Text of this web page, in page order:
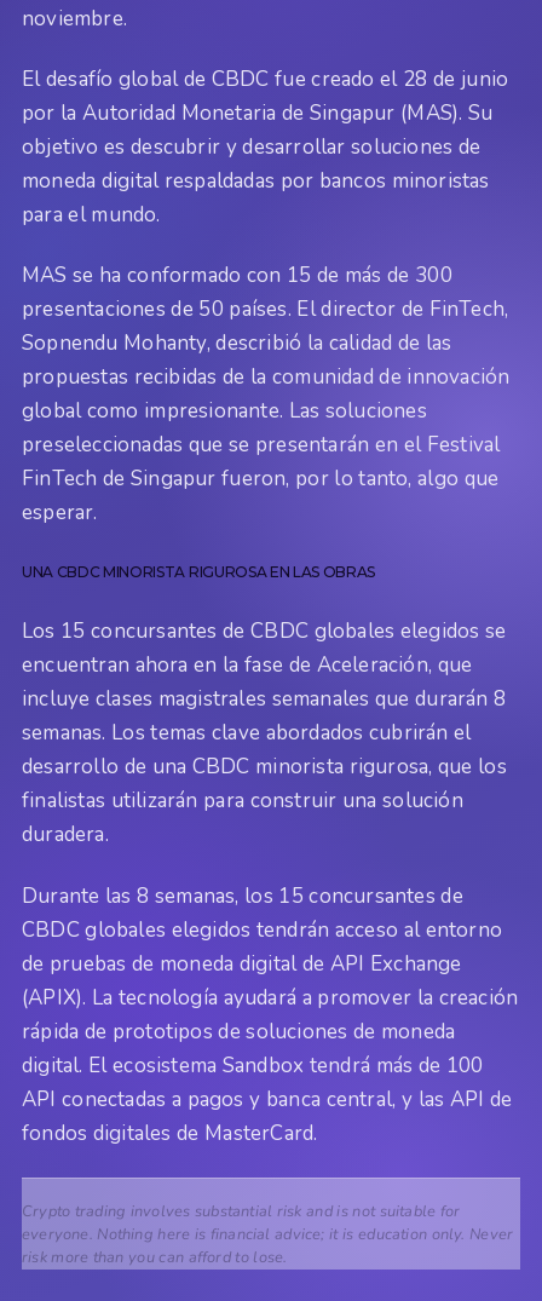
noviembre.
El desafío global de CBDC fue creado el 28 de junio
por la Autoridad Monetaria de Singapur (MAS). Su
objetivo es descubrir y desarrollar soluciones de
moneda digital respaldadas por bancos minoristas
para el mundo.
MAS se ha conformado con 15 de más de 300
presentaciones de 50 países. El director de FinTech,
Sopnendu Mohanty, describió la calidad de las
propuestas recibidas de la comunidad de innovación
global como impresionante. Las soluciones
preseleccionadas que se presentarán en el Festival
FinTech de Singapur fueron, por lo tanto, algo que
esperar.
UNA CBDC MINORISTA RIGUROSA EN LAS OBRAS
Los 15 concursantes de CBDC globales elegidos se
encuentran ahora en la fase de Aceleración, que
incluye clases magistrales semanales que durarán 8
semanas. Los temas clave abordados cubrirán el
desarrollo de una CBDC minorista rigurosa, que los
finalistas utilizarán para construir una solución
duradera.
Durante las 8 semanas, los 15 concursantes de
CBDC globales elegidos tendrán acceso al entorno
de pruebas de moneda digital de API Exchange
(APIX). La tecnología ayudará a promover la creación
rápida de prototipos de soluciones de moneda
digital. El ecosistema Sandbox tendrá más de 100
API conectadas a pagos y banca central, y las API de
fondos digitales de MasterCard.
Crypto trading involves substantial risk and is not suitable for
everyone. Nothing here is financial advice; it is education only. Never
risk more than you can afford to lose.